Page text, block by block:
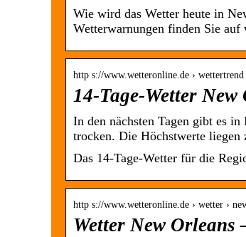
Wie wird das Wetter heute in
Wetterwarnungen finden Sie
http s://www.wetteronline.de › wettertrend
14-Tage-Wetter
In den nächsten Tagen gibt es
trocken. Die Höchstwerte
Das 14-Tage-Wetter für die
http s://www.wetteronline.de › wetter ›
Wetter New